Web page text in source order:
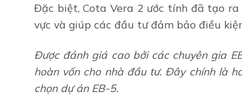
Đặc biệt, Cota Vera 2 ước tính đã tạo
vực và giúp các đầu tư đảm bảo điều
Được đánh giá cao bởi các chuyên gia
hoàn vốn cho nhà đầu tư. Đây chính là
chọn dự án EB-5.